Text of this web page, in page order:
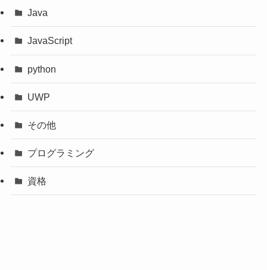
Java
JavaScript
python
UWP
その他
プログラミング
資格